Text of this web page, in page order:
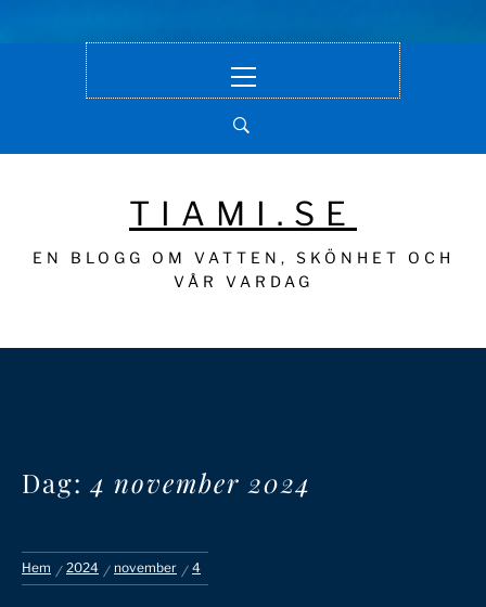
meny
TIAMI.SE
EN BLOGG OM VATTEN, SKÖNHET OCH
VÅR VARDAG
Dag:4 november 2024
Hem 2024 november 4